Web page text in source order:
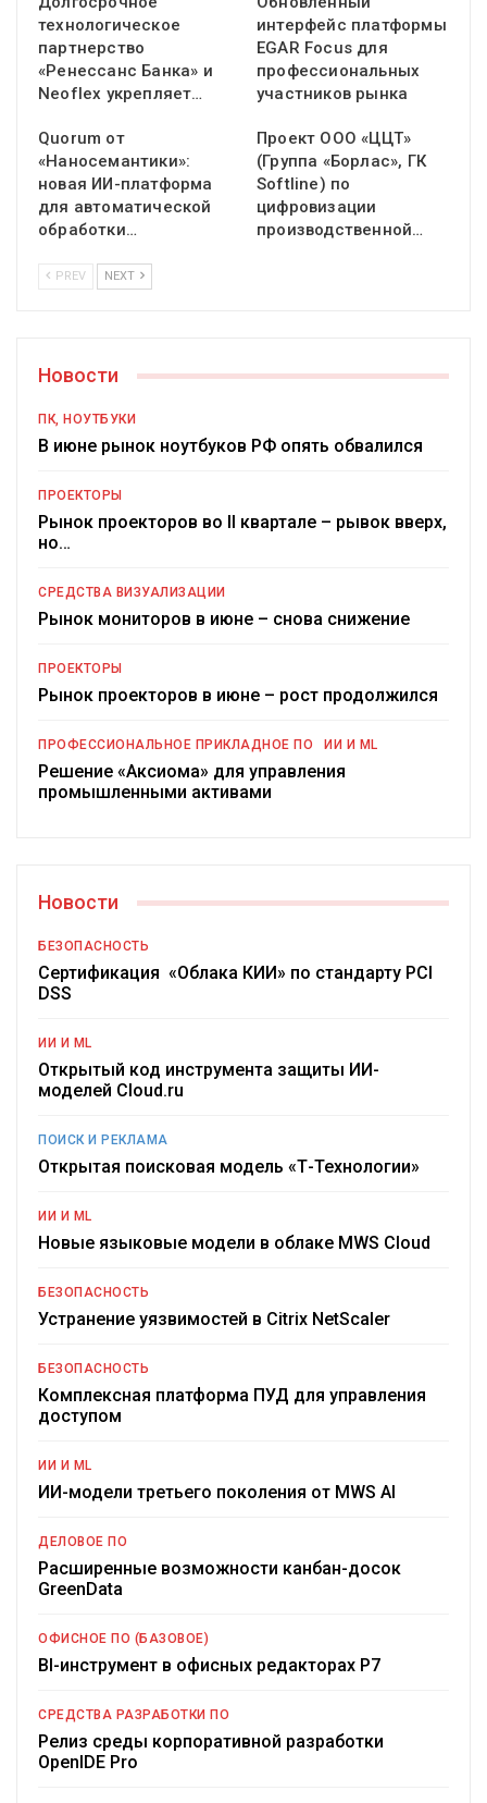
технологическое
партнерство
«Ренессанс Банка» и
Neoflex укрепляет…
интерфейс платформы
EGAR Focus для
профессиональных
участников рынка
Quorum от
«Наносемантики»:
новая ИИ-платформа
для автоматической
обработки…
Проект ООО «ЦЦТ»
(Группа «Борлас», ГК
Softline) по
цифровизации
производственной…
PREV NEXT
Новости
ПК, НОУТБУКИ
В июне рынок ноутбуков РФ опять обвалился
ПРОЕКТОРЫ
Рынок проекторов во II квартале – рывок вверх,
но…
СРЕДСТВА ВИЗУАЛИЗАЦИИ
Рынок мониторов в июне – снова снижение
ПРОЕКТОРЫ
Рынок проекторов в июне – рост продолжился
ПРОФЕССИОНАЛЬНОЕ ПРИКЛАДНОЕ ПО ИИ И ML
Решение «Аксиома» для управления
промышленными активами
Новости
БЕЗОПАСНОСТЬ
Сертификация «Облака КИИ» по стандарту PCI
DSS
ИИ И ML
Открытый код инструмента защиты ИИ-
моделей Cloud.ru
ПОИСК И РЕКЛАМА
Открытая поисковая модель «Т-Технологии»
ИИ И ML
Новые языковые модели в облаке MWS Cloud
БЕЗОПАСНОСТЬ
Устранение уязвимостей в Citrix NetScaler
БЕЗОПАСНОСТЬ
Комплексная платформа ПУД для управления
доступом
ИИ И ML
ИИ-модели третьего поколения от MWS AI
ДЕЛОВОЕ ПО
Расширенные возможности канбан-досок
GreenData
ОФИСНОЕ ПО (БАЗОВОЕ)
BI-инструмент в офисных редакторах Р7
СРЕДСТВА РАЗРАБОТКИ ПО
Релиз среды корпоративной разработки
OpenIDE Pro